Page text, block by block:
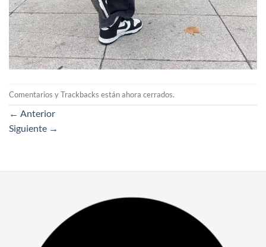
Comentarios y Trackbacks están ahora cerrados.
← Anterior
Siguiente →